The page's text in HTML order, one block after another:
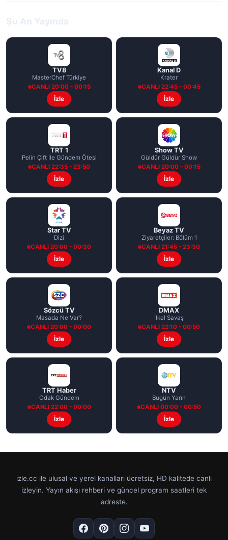
TV8
MasterChef Türkiye
CANLI 20:00 - 00:15
İzle
Kanal D
Krater
CANLI 22:45 - 00:45
İzle
TRT 1
Pelin Çift İle Gündem Ötesi
CANLI 22:35 - 23:50
İzle
Show TV
Güldür Güldür Show
CANLI 20:00 - 00:15
İzle
Star TV
Dizi
CANLI 20:00 - 00:30
İzle
Beyaz TV
Ziyaretçiler: Bölüm 1
CANLI 21:45 - 23:30
İzle
Sözcü TV
Masada Ne Var?
CANLI 20:00 - 00:00
İzle
DMAX
İlkel Savaş
CANLI 22:10 - 00:50
İzle
TRT Haber
Odak Gündem
CANLI 22:00 - 00:00
İzle
NTV
Bugün Yarın
CANLI 00:00 - 00:50
İzle
izle.cc ile ulusal ve yerel kanalları ücretsiz, HD kalitede canlı
izleyin. Yayın akışı rehberi ve güncel program saatleri tek
adreste.